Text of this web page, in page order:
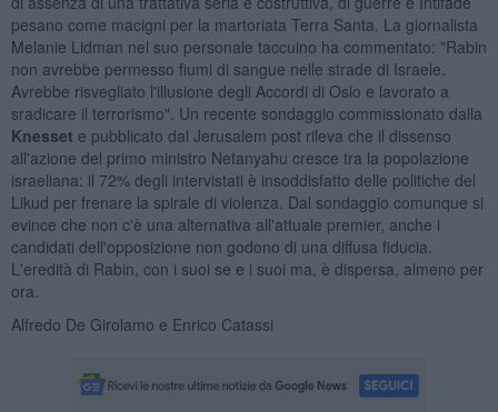
pesano come macigni per la martoriata Terra Santa. La giornalista
Melanie Lidman nel suo personale taccuino ha commentato: "Rabin
non avrebbe permesso fiumi di sangue nelle strade di Israele.
Avrebbe risvegliato l'illusione degli Accordi di Oslo e lavorato a
sradicare il terrorismo". Un recente sondaggio commissionato dalla
Knesset e pubblicato dal Jerusalem post rileva che il dissenso
all'azione del primo ministro Netanyahu cresce tra la popolazione
israeliana: il 72% degli intervistati è insoddisfatto delle politiche del
Likud per frenare la spirale di violenza. Dal sondaggio comunque si
evince che non c'è una alternativa all'attuale premier, anche i
candidati dell'opposizione non godono di una diffusa fiducia.
L'eredità di Rabin, con i suoi se e i suoi ma, è dispersa, almeno per
ora.
Alfredo De Girolamo e Enrico Catassi